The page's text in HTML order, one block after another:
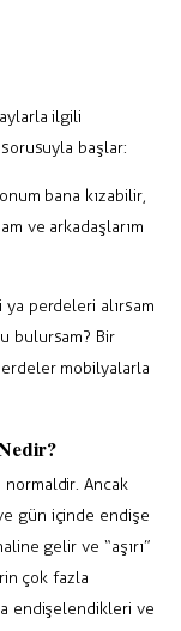
ilgili
başlar:
bana kızabilir,
ve arkadaşlarım
perdeleri alırsam
bulursam? Bir
mobilyalarla
Ancak
gün içinde endişe
gelir ve “aşırı”
çok fazla
endişelendikleri ve